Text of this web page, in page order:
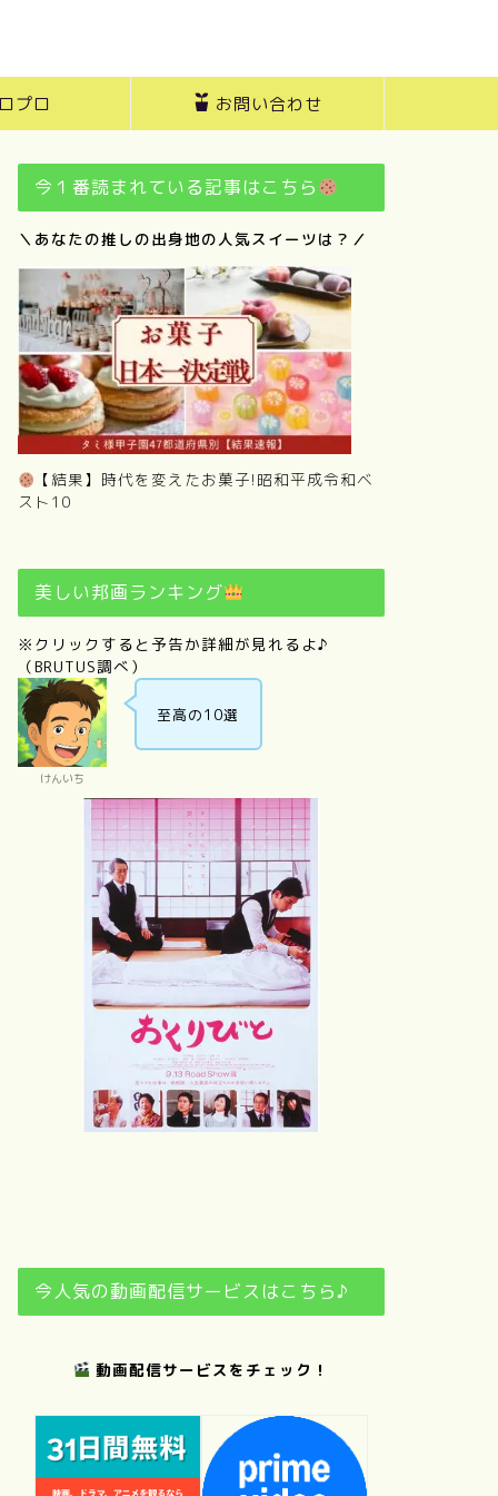
プロ お問い合わせ
今１番読まれている記事はこちら
＼あなたの推しの出身地の人気スイーツは？／
【結果】時代を変えたお菓子!昭和平成令和ベ
スト10
美しい邦画ランキング
※クリックすると予告か詳細が見れるよ♪
（BRUTUS調べ）
けんいち
至高の10選
今人気の動画配信サービスはこちら♪
動画配信サービスをチェック！